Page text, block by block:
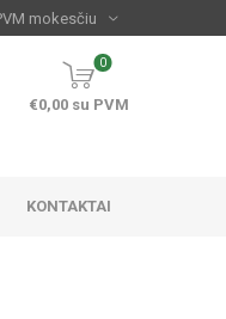
0
€0,00 su PVM
KONTAKTAI